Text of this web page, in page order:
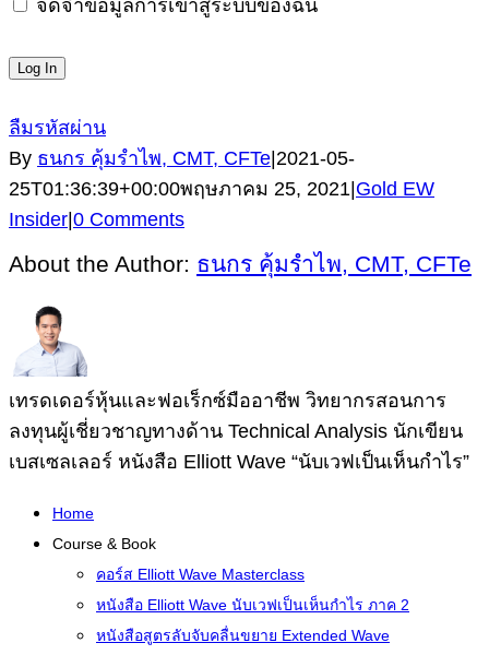
จดจำข้อมูลการเข้าสู่ระบบของฉัน
ลืมรหัสผ่าน
By ธนกร คุ้มรำไพ, CMT, CFTe|2021-05-
25T01:36:39+00:00พฤษภาคม 25, 2021|Gold EW
Insider|0 Comments
About the Author: ธนกร คุ้มรำไพ, CMT, CFTe
เทรดเดอร์หุ้นและฟอเร็กซ์มืออาชีพ วิทยากรสอนการ
ลงทุนผู้เชี่ยวชาญทางด้าน Technical Analysis นักเขียน
เบสเซลเลอร์ หนังสือ Elliott Wave “นับเวฟเป็นเห็นกำไร”
Home
Course & Book
คอร์ส Elliott Wave Masterclass
หนังสือ Elliott Wave นับเวฟเป็นเห็นกำไร ภาค 2
หนังสือสูตรลับจับคลื่นขยาย Extended Wave